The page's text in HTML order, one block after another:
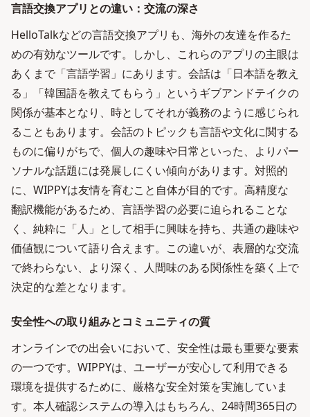
言語交換アプリとの違い：交流の深さ
HelloTalkなどの言語交換アプリも、海外の友達を作るた
めの有効なツールです。しかし、これらのアプリの主眼は
あくまで「言語学習」にあります。会話は「日本語を教え
る」「韓国語を教えてもらう」というギブアンドテイクの
関係が基本となり、時としてそれが義務のように感じられ
ることもあります。会話のトピックも言語や文化に関する
ものに偏りがちで、個人の趣味や日常といった、よりパー
ソナルな話題には発展しにくい傾向があります。対照的
に、WIPPYは友情を育むこと自体が目的です。高精度な
翻訳機能があるため、言語学習の必要に迫られることな
く、純粋に「人」として相手に興味を持ち、共通の趣味や
価値観について語り合えます。この違いが、表層的な交流
で終わらない、より深く、人間味のある関係性を築く上で
決定的な差となります。
安全性への取り組みとコミュニティの質
オンラインでの出会いにおいて、安全性は最も重要な要素
の一つです。WIPPYは、ユーザーが安心して利用できる
環境を提供するために、厳格な安全対策を実施していま
す。本人確認システムの導入はもちろん、24時間365日の